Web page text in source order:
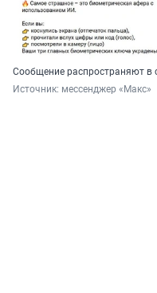
Сообщение распространяют в
Источник: мессенджер «Макс»